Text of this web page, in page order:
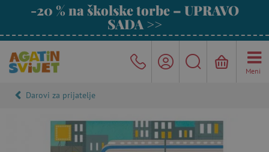
-20 % na školske torbe – UPRAVO
SADA >>
Meni
Darovi za prijatelje